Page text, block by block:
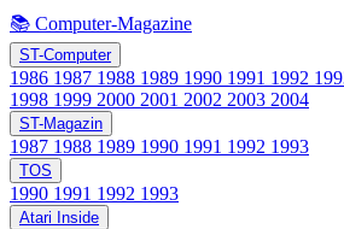
📚 Computer-Magazine
ST-Computer
1986 1987 1988 1989 1990 1991 1992
1998 1999 2000 2001 2002 2003 2004
ST-Magazin
1987 1988 1989 1990 1991 1992 1993
TOS
1990 1991 1992 1993
Atari Inside